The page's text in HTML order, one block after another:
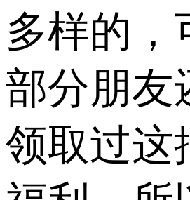
多样的，
部分朋友
领取过这